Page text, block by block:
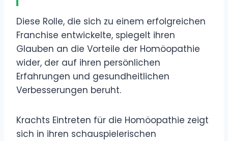
Diese Rolle, die sich zu einem erfolgreichen
Franchise entwickelte, spiegelt ihren
Glauben an die Vorteile der Homöopathie
wider, der auf ihren persönlichen
Erfahrungen und gesundheitlichen
Verbesserungen beruht.
Krachts Eintreten für die Homöopathie zeigt
sich in ihren schauspielerischen